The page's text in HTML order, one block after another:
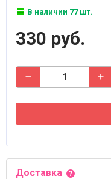
В наличии 77 шт.
330 руб.
Доставка